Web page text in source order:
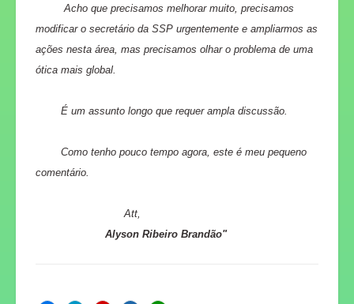
Acho que precisamos melhorar muito, precisamos
modificar o secretário da SSP urgentemente e ampliarmos as
ações nesta área, mas precisamos olhar o problema de uma
ótica mais global.
É um assunto longo que requer ampla discussão.
Como tenho pouco tempo agora, este é meu pequeno
comentário.
Att,
Alyson Ribeiro Brandão"